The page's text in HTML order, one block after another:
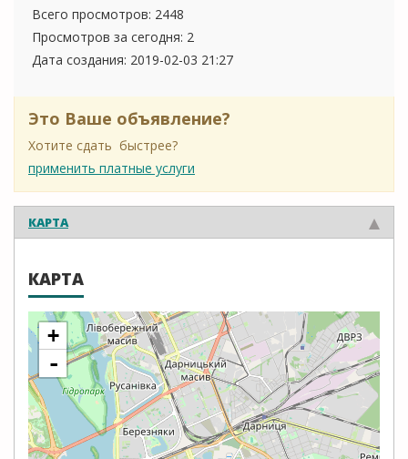
Всего просмотров: 2448
Просмотров за сегодня: 2
Дата создания: 2019-02-03 21:27
Это Ваше объявление?
Хотите сдать быстрее?
применить платные услуги
КАРТА
КАРТА
+
-